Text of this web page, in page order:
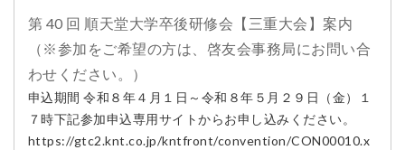
第 40 回 順天堂大学卒後研修会【三重大会】案内
（※参加をご希望の方は、啓友会事務局にお問い合
わせください。）
申込期間 令和８年４月１日～令和８年５月２９日（金）１
７時下記参加申込専用サイトからお申し込みください。
https://gtc2.knt.co.jp/kntfront/convention/CON00010.x